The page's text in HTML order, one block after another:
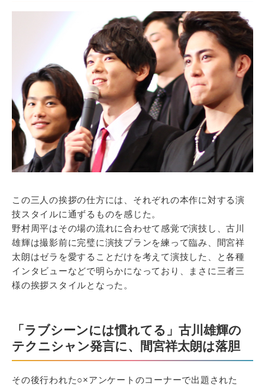
この三人の挨拶の仕方には、それぞれの本作に対する演
技スタイルに通ずるものを感じた。
野村周平はその場の流れに合わせて感覚で演技し、古川
雄輝は撮影前に完璧に演技プランを練って臨み、間宮祥
太朗はゼラを愛することだけを考えて演技した、と各種
インタビューなどで明らかになっており、まさに三者三
様の挨拶スタイルとなった。
「ラブシーンには慣れてる」古川雄輝の
テクニシャン発言に、間宮祥太朗は落胆
その後行われた○×アンケートのコーナーで出題された